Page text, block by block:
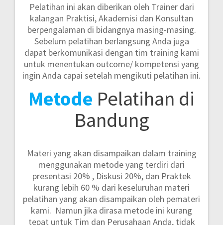
Pelatihan ini akan diberikan oleh Trainer dari
kalangan Praktisi, Akademisi dan Konsultan
berpengalaman di bidangnya masing-masing.
Sebelum pelatihan berlangsung Anda juga
dapat berkomunikasi dengan tim training kami
untuk menentukan outcome/ kompetensi yang
ingin Anda capai setelah mengikuti pelatihan ini.
Metode Pelatihan di
Bandung
Materi yang akan disampaikan dalam training
menggunakan metode yang terdiri dari
presentasi 20% , Diskusi 20%, dan Praktek
kurang lebih 60 % dari keseluruhan materi
pelatihan yang akan disampaikan oleh pemateri
kami. Namun jika dirasa metode ini kurang
tepat untuk Tim dan Perusahaan Anda, tidak